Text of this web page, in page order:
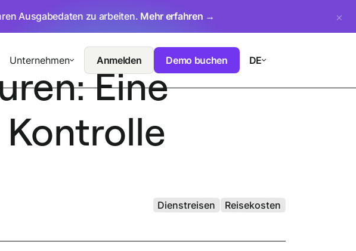
Ausgabedaten zu arbeiten. Mehr erfahren →
Unternehmen Anmelden Demo buchen DE
Eine
Dienstreisen Reisekosten